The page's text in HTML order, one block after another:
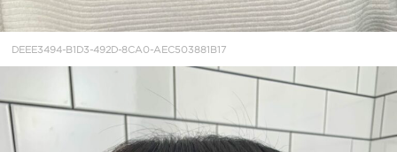
DEEE3494-B1D3-492D-8CA0-AEC503881B17